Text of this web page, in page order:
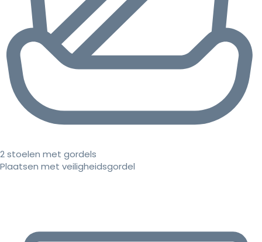
2 stoelen met gordels
Plaatsen met veiligheidsgordel